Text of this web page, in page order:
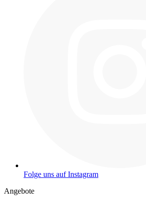
Folge uns auf Instagram
Angebote